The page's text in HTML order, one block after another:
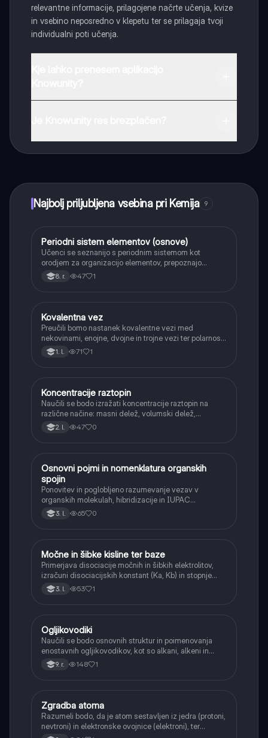
relevantne informacije, prilagojene načrte učenja, kvize
in vsebino neposredno v klepetu ter se prilagaja tvoji
individualni poti učenja.
Najbolj priljubljena vsebina pri Kemija 9
Kemija
Periodni sistem elementov (osnove)
Učenci se seznanijo s periodnim sistemom kot
orodjem za organizacijo elementov, prepoznajo
periode in skupine ter razliko med kovinami in
nekovinami.
8. r. 47 1
Kemija
Kovalentna vez
Preučili bomo nastanek kovalentne vezi med
nekovinami, enojne, dvojne in trojne vezi ter polarnost
vezi.1. l. 71 1
Kemija
Koncentracije raztopin
Naučili se bodo izražati koncentracije raztopin na
različne načine: masni delež, volumski delež,
množinska koncentracija in masna koncentracija.
2. l. 47 0
Kemija
Osnovni pojmi in nomenklatura organskih
spojin
Ponovitev in poglobljeno razumevanje vezav v
organskih molekulah, hibridizacije in IUPAC
nomenklature za kompleksnejše spojine.
3. l. 65 0
Kemija
Močne in šibke kisline ter baze
Primerjava disociacije močnih in šibkih elektrolitov,
izračuni disociacijskih konstant (Ka, Kb) in stopnje
disociacije.
3. l. 53 1
Kemija
Ogljikovodiki
Naučili se bodo osnovnih struktur in poimenovanja
enostavnih ogljikovodikov, kot so alkani, alkeni in
alkini, ter njihove vire.
9. r. 148 1
Kemija
Zgradba atoma
Razumeli bodo, da je atom sestavljen iz jedra (protoni,
nevtroni) in elektronske ovojnice (elektroni), ter